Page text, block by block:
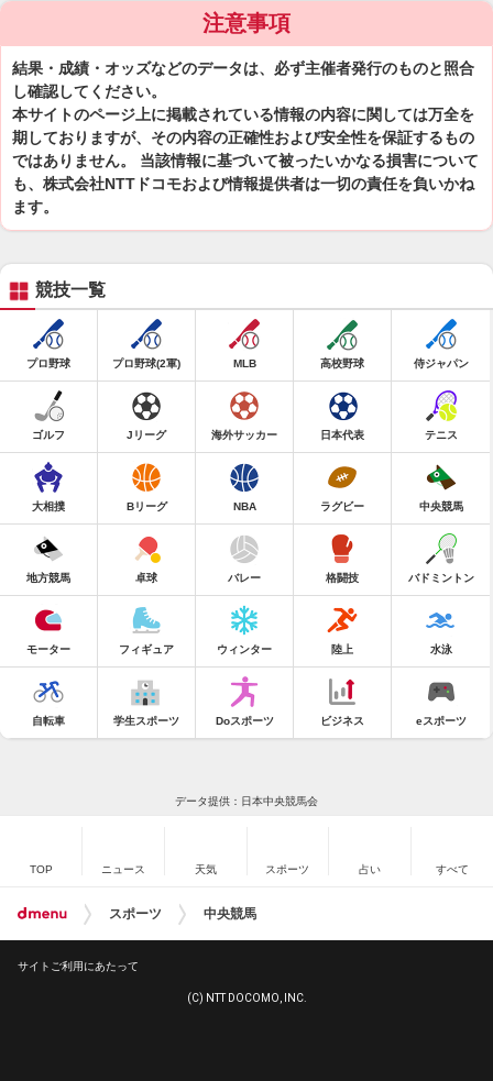
注意事項
結果・成績・オッズなどのデータは、必ず主催者発行のものと照合
し確認してください。
本サイトのページ上に掲載されている情報の内容に関しては万全を
期しておりますが、その内容の正確性および安全性を保証するもの
ではありません。 当該情報に基づいて被ったいかなる損害について
も、株式会社NTTドコモおよび情報提供者は一切の責任を負いかね
ます。
競技一覧
プロ野球 プロ野球(2軍) MLB 高校野球 侍ジャパン
ゴルフ Jリーグ 海外サッカー 日本代表 テニス
大相撲 Bリーグ NBA ラグビー 中央競馬
地方競馬 卓球 バレー 格闘技 バドミントン
モーター フィギュア ウィンター 陸上 水泳
自転車 学生スポーツ Doスポーツ ビジネス eスポーツ
データ提供：日本中央競馬会
TOP ニュース 天気 スポーツ 占い すべて
スポーツ 中央競馬
サイトご利用にあたって
(C) NTT DOCOMO, INC.